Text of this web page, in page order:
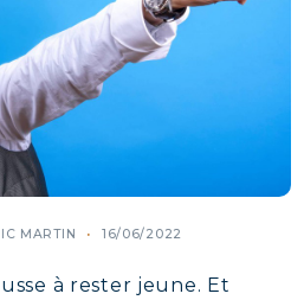
MARTIN 16/06/2022
à rester jeune. Et